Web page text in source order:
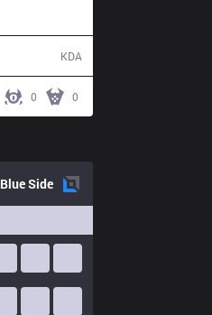
KDA
0 0
BlueSide